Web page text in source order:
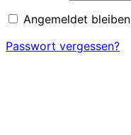
Angemeldet bleiben
Passwort vergessen?